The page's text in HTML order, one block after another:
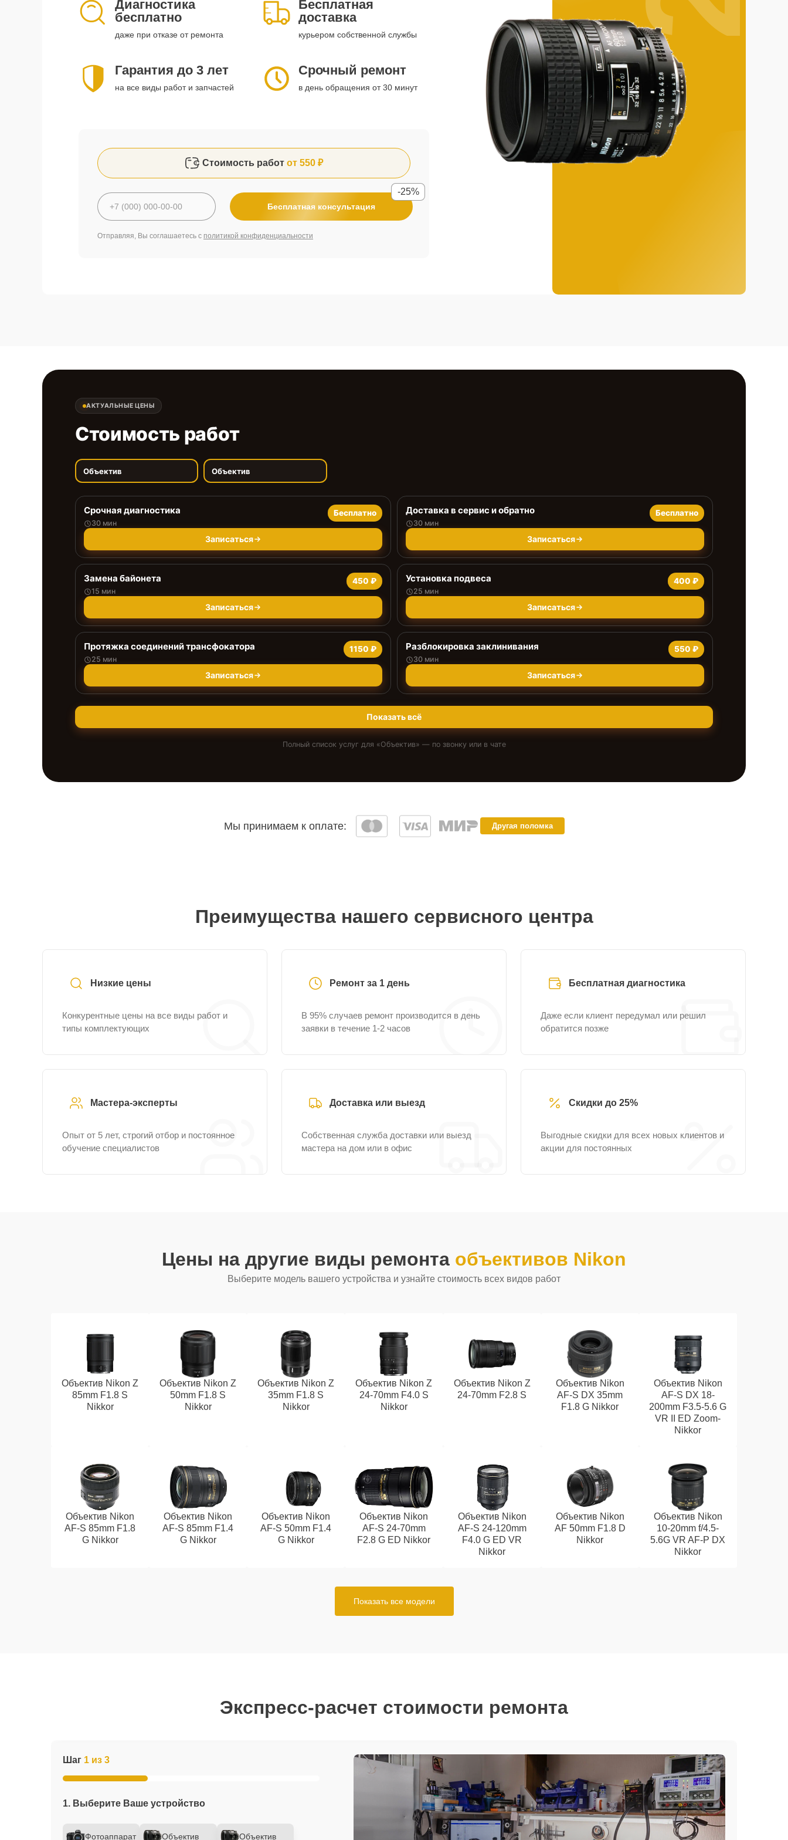
Диагностика
бесплатно
даже при отказе от ремонта
Бесплатная
доставка
курьером собственной службы
Гарантия до 3 лет
на все виды работ и запчастей
Срочный ремонт
в день обращения от 30 минут
Стоимость работ от 550 ₽
Бесплатная консультация
-25%
Отправляя, Вы соглашаетесь с политикой конфиденциальности
АКТУАЛЬНЫЕ ЦЕНЫ
Стоимость работ
Объектив Объектив
Срочная диагностика
30 мин
Бесплатно
Записаться
Доставка в сервис и обратно
30 мин
Бесплатно
Записаться
Замена байонета
15 мин
450 ₽
Записаться
Установка подвеса
25 мин
400 ₽
Записаться
Протяжка соединений трансфокатора
25 мин
1150 ₽
Записаться
Разблокировка заклинивания
30 мин
550 ₽
Записаться
Показать всё
Полный список услуг для «Объектив» — по звонку или в чате
Мы принимаем к оплате: Другая поломка
Преимущества нашего сервисного центра
Низкие цены
Конкурентные цены на все виды работ и
типы комплектующих
Ремонт за 1 день
В 95% случаев ремонт производится в день
заявки в течение 1-2 часов
Бесплатная диагностика
Даже если клиент передумал или решил
обратится позже
Мастера-эксперты
Опыт от 5 лет, строгий отбор и постоянное
обучение специалистов
Доставка или выезд
Собственная служба доставки или выезд
мастера на дом или в офис
Скидки до 25%
Выгодные скидки для всех новых клиентов и
акции для постоянных
Цены на другие виды ремонта объективов Nikon
Выберите модель вашего устройства и узнайте стоимость всех видов работ
Объектив Nikon Z
85mm F1.8 S
Nikkor
Объектив Nikon Z
50mm F1.8 S
Nikkor
Объектив Nikon Z
35mm F1.8 S
Nikkor
Объектив Nikon Z
24-70mm F4.0 S
Nikkor
Объектив Nikon Z
24-70mm F2.8 S
Объектив Nikon
AF-S DX 35mm
F1.8 G Nikkor
Объектив Nikon
AF-S DX 18-
200mm F3.5-5.6 G
VR II ED Zoom-
Nikkor
Объектив Nikon
AF-S 85mm F1.8
G Nikkor
Объектив Nikon
AF-S 85mm F1.4
G Nikkor
Объектив Nikon
AF-S 50mm F1.4
G Nikkor
Объектив Nikon
AF-S 24-70mm
F2.8 G ED Nikkor
Объектив Nikon
AF-S 24-120mm
F4.0 G ED VR
Nikkor
Объектив Nikon
AF 50mm F1.8 D
Nikkor
Объектив Nikon
10-20mm f/4.5-
5.6G VR AF-P DX
Nikkor
Показать все модели
Экспресс-расчет стоимости ремонта
Шаг 1 из 3
1. Выберите Ваше устройство
Фотоаппарат Объектив Объектив